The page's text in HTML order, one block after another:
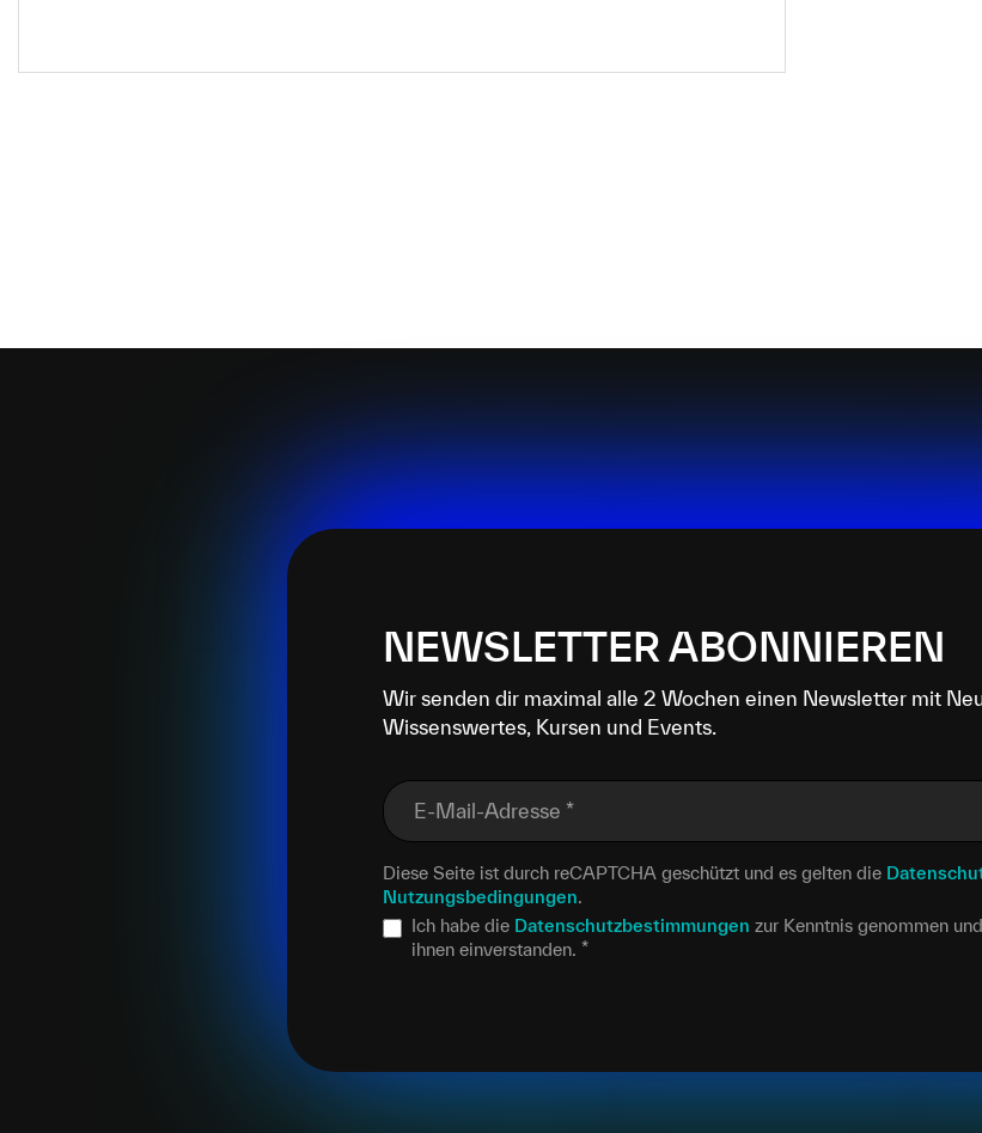
NEWSLETTER ABONNIEREN
Wir senden dir maximal alle 2 Wochen einen Newsletter mit
Wissenswertes, Kursen und Events.
E-Mail-Adresse *
Diese Seite ist durch reCAPTCHA geschützt und es gelten die
Nutzungsbedingungen.
Ich habe die Datenschutzbestimmungen zur Kenntnis genommen
ihnen einverstanden. *